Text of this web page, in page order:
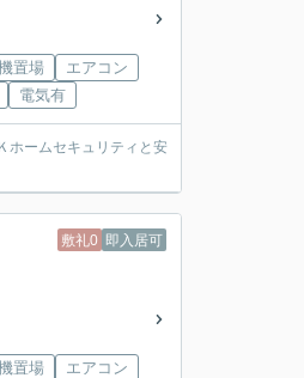
置場
エアコン
電気有
ホームセキュリティと安
敷礼0 即入居可
置場
エアコン